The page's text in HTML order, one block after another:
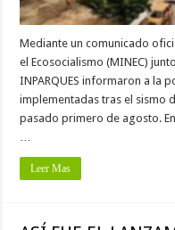
Mediante un comunicado
el Ecosocialismo (MINEC)
INPARQUES informaron a la
implementadas tras el sismo
pasado primero de agosto.
…
Leer Mas